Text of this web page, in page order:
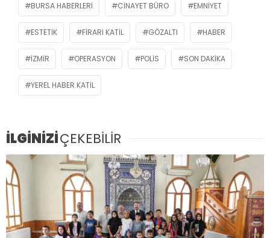
BURSA HABERLERI CINAYET BÜRO EMNIYET
ESTETIK FIRARI KATIL GÖZALTI HABER
IZMIR OPERASYON POLIS SON DAKIKA
YEREL HABER KATIL
İLGİNİZİÇEKEBİLİR